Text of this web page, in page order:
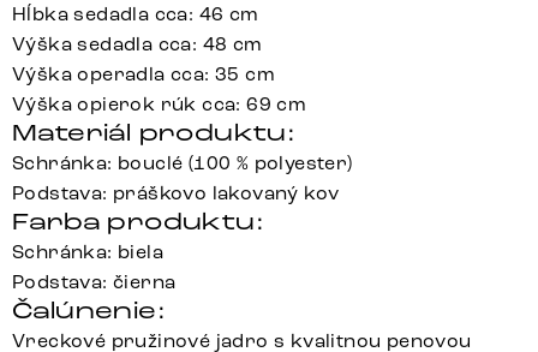
Hĺbka sedadla cca: 46 cm
Výška sedadla cca: 48 cm
Výška operadla cca: 35 cm
Výška opierok rúk cca: 69 cm
Materiál produktu:
Schránka: bouclé (100 % polyester)
Podstava: práškovo lakovaný kov
Farba produktu:
Schránka: biela
Podstava: čierna
Čalúnenie:
Vreckové pružinové jadro s kvalitnou penovou